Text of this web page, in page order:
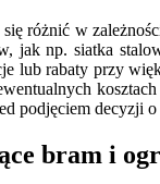
różnić w
jak np. siatka
lub rabaty przy
podjęciem decyzji
bram i